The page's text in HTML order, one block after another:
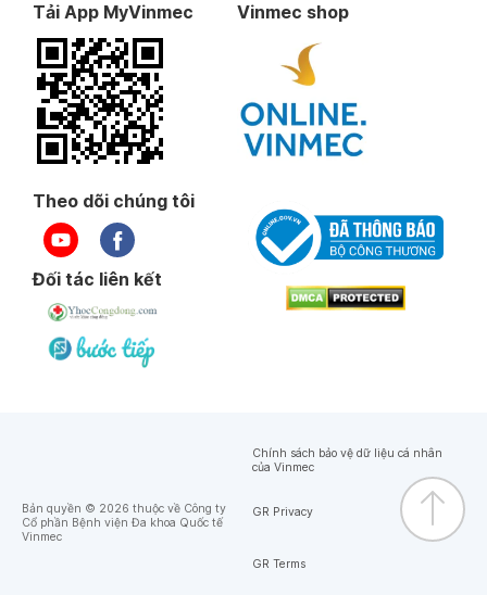
Tải App MyVinmec Vinmec shop
Theo dõi chúng tôi
Đối tác liên kết
Bản quyền © 2026 thuộc về Công ty
Cổ phần Bệnh viện Đa khoa Quốc tế
Vinmec
Chính sách bảo vệ dữ liệu cá nhân
của Vinmec
GR Privacy
GR Terms